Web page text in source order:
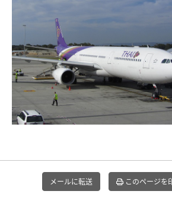
メールに転送 このページを